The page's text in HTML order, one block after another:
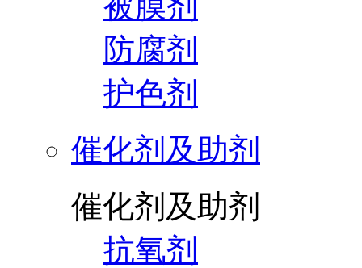
防腐剂
护色剂
催化剂及助剂
催化剂及助剂
抗氧剂